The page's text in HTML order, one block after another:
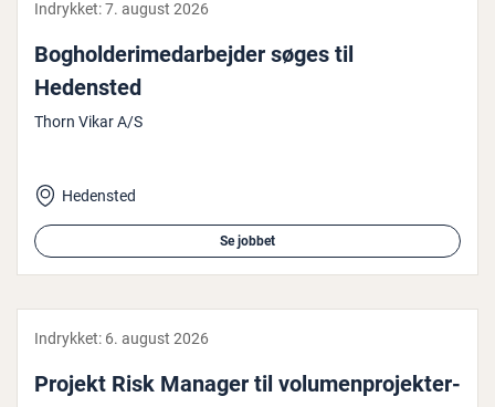
Indrykket:7. august 2026
Bog­hol­de­ri­me­d­ar­bej­der søges til
Hedensted
Thorn Vikar A/S
Hedensted
Se jobbet
Indrykket: 6. august 2026
Projekt Risk Manager til vo­lu­men­pro­jek­ter­